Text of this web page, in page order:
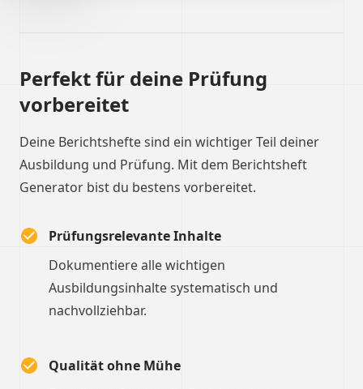
Perfekt für deine Prüfung
vorbereitet
Deine Berichtshefte sind ein wichtiger Teil deiner
Ausbildung und Prüfung. Mit dem Berichtsheft
Generator bist du bestens vorbereitet.
Prüfungsrelevante Inhalte
Dokumentiere alle wichtigen
Ausbildungsinhalte systematisch und
nachvollziehbar.
Qualität ohne Mühe